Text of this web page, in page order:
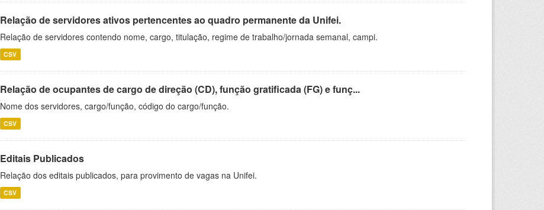
Relação de servidores ativos pertencentes ao quadro permanente da Unifei.
Relação de servidores contendo nome, cargo, titulação, regime de trabalho/jornada semanal, campi.
CSV
Relação de ocupantes de cargo de direção (CD), função gratificada (FG) e funç...
Nome dos servidores, cargo/função, código do cargo/função.
CSV
Editais Publicados
Relação dos editais publicados, para provimento de vagas na Unifei.
CSV